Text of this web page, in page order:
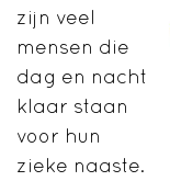
zijn veel
mensen die
dag en nacht
klaar staan
voor hun
zieke naaste.